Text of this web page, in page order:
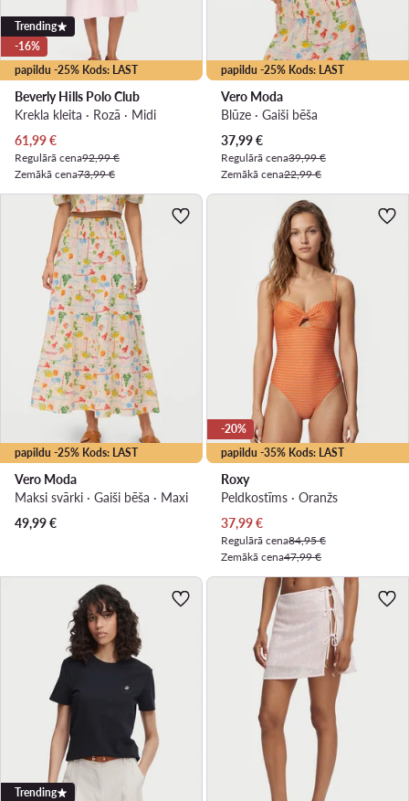
papildu -25% Kods: LAST
Trending
-16%
Beverly Hills Polo Club
Krekla kleita · Rozā · Midi
Pašreizējā cena
61,99€
Regulārā cena92,99 €
Zemākā cena73,99 €
papildu -25% Kods: LAST
Vero Moda
Blūze · Gaiši bēša
Pašreizējā cena
37,99€
Regulārā cena39,99 €
Zemākā cena22,99 €
papildu -25% Kods: LAST
Vero Moda
Maksi svārki · Gaiši bēša · Maxi
49,99€
papildu -35% Kods: LAST
-20%
Roxy
Peldkostīms · Oranžs
Pašreizējā cena
37,99€
Regulārā cena84,95 €
Zemākā cena47,99 €
Trending